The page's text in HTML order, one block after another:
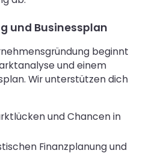
und Businessplan
beginnt
und einem
Wir unterstützen dich
und Chancen in
Finanzplanung und